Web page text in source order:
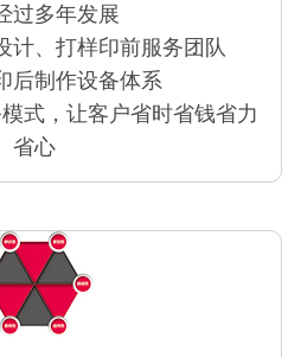
过多年发展
计、打样印前服务团队
后制作设备体系
式，让客户省时省钱省力
省心